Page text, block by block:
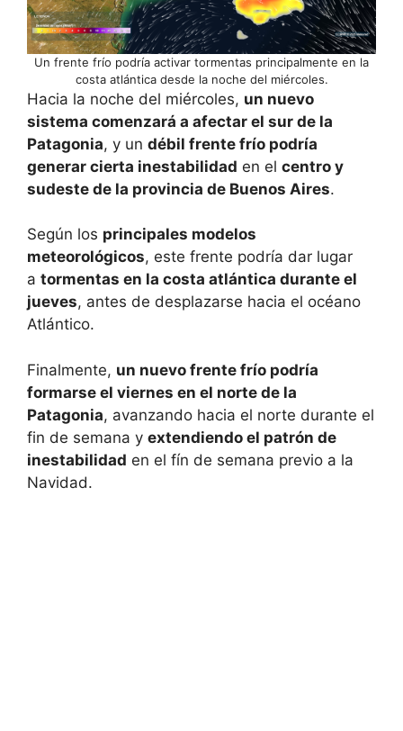
Un frente frío podría activar tormentas principalmente en la
costa atlántica desde la noche del miércoles.
Hacia la noche del miércoles, un nuevo
sistema comenzará a afectar el sur de la
Patagonia, y un débil frente frío podría
generar cierta inestabilidad en el centro y
sudeste de la provincia de Buenos Aires.
Según los principales modelos
meteorológicos, este frente podría dar lugar
a tormentas en la costa atlántica durante el
jueves, antes de desplazarse hacia el océano
Atlántico.
Finalmente, un nuevo frente frío podría
formarse el viernes en el norte de la
Patagonia, avanzando hacia el norte durante el
fin de semana y extendiendo el patrón de
inestabilidad en el fín de semana previo a la
Navidad.